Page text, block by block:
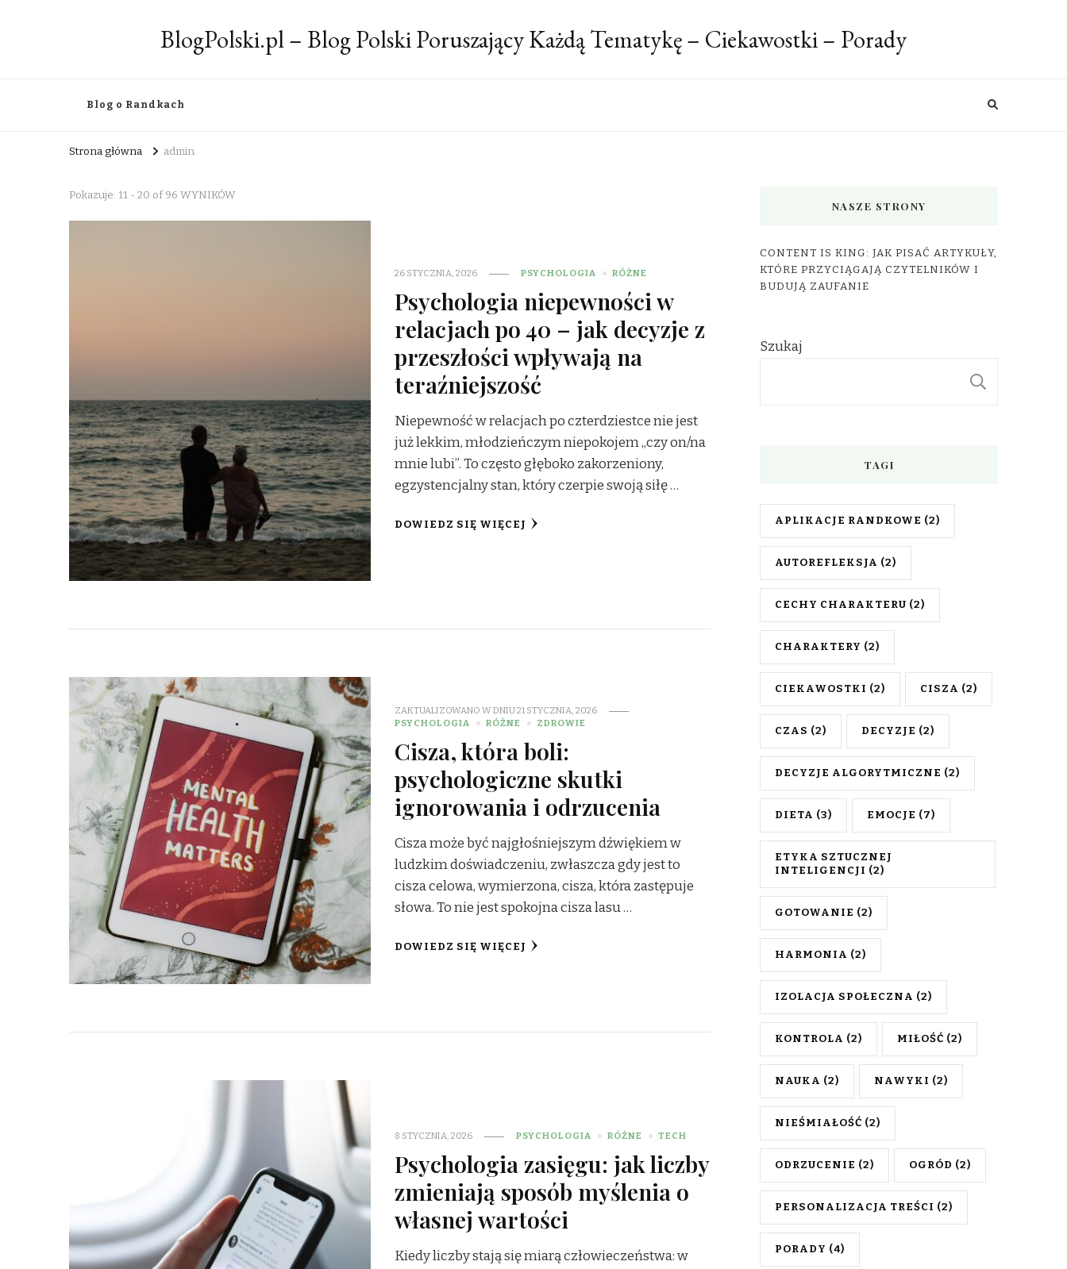
BlogPolski.pl – Blog Polski Poruszający Każdą Tematykę – Ciekawostki – Porady
Blog o Randkach
Strona główna admin
Pokazuje: 11 - 20 of 96 WYNIKÓW
26 STYCZNIA, 2026 PSYCHOLOGIA RÓŻNE
Psychologia niepewności w
relacjach po 40 – jak decyzje z
przeszłości wpływają na
teraźniejszość
Niepewność w relacjach po czterdziestce nie jest
już lekkim, młodzieńczym niepokojem „czy on/na
mnie lubi”. To często głęboko zakorzeniony,
egzystencjalny stan, który czerpie swoją siłę …
DOWIEDZ SIĘ WIĘCEJ
ZAKTUALIZOWANO W DNIU21 STYCZNIA, 2026
PSYCHOLOGIA
RÓŻNE ZDROWIE
Cisza, która boli:
psychologiczne skutki
ignorowania i odrzucenia
Cisza może być najgłośniejszym dźwiękiem w
ludzkim doświadczeniu, zwłaszcza gdy jest to
cisza celowa, wymierzona, cisza, która zastępuje
słowa. To nie jest spokojna cisza lasu …
DOWIEDZ SIĘ WIĘCEJ
8 STYCZNIA, 2026 PSYCHOLOGIA RÓŻNE TECH
Psychologia zasięgu: jak liczby
zmieniają sposób myślenia o
własnej wartości
Kiedy liczby stają się miarą człowieczeństwa: w
NASZE STRONY
CONTENT IS KING: JAK PISAĆ ARTYKUŁY,
KTÓRE PRZYCIĄGAJĄ CZYTELNIKÓW I
BUDUJĄ ZAUFANIE
Szukaj
TAGI
APLIKACJE RANDKOWE (2)
AUTOREFLEKSJA (2)
CECHY CHARAKTERU (2)
CHARAKTERY (2)
CIEKAWOSTKI (2) CISZA (2)
CZAS (2) DECYZJE (2)
DECYZJE ALGORYTMICZNE (2)
DIETA (3) EMOCJE (7)
ETYKA SZTUCZNEJ
INTELIGENCJI (2)
GOTOWANIE (2)
HARMONIA (2)
IZOLACJA SPOŁECZNA (2)
KONTROLA (2) MIŁOŚĆ (2)
NAUKA (2) NAWYKI (2)
NIEŚMIAŁOŚĆ (2)
ODRZUCENIE (2) OGRÓD (2)
PERSONALIZACJA TREŚCI (2)
PORADY (4)